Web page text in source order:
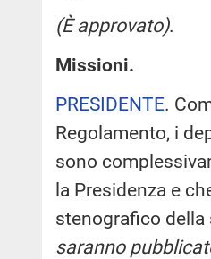
(È approvato).
Missioni.
PRESIDENTE.
Regolamento, i
sono
la Presidenza e
stenografico
saranno